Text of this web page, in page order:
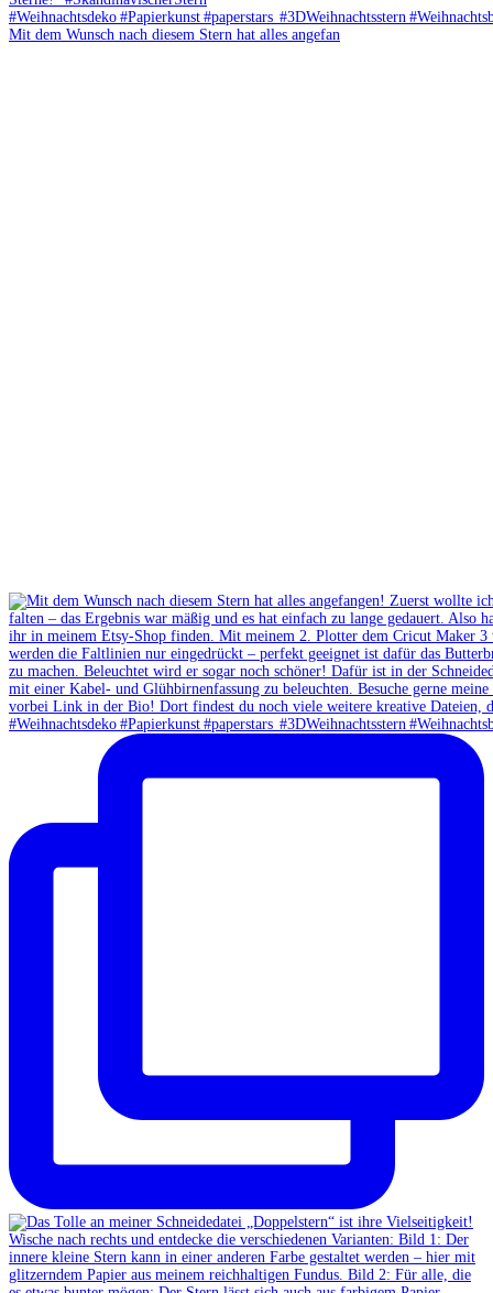
Mit dem Wunsch nach diesem Stern hat alles angefan